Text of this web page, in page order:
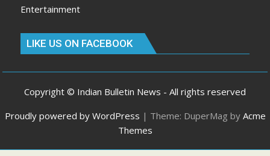
Entertainment
LIKE US ON FACEBOOK
Copyright © Indian Bulletin News - All rights reserved
Proudly powered by WordPress | Theme: DuperMag by Acme
Themes